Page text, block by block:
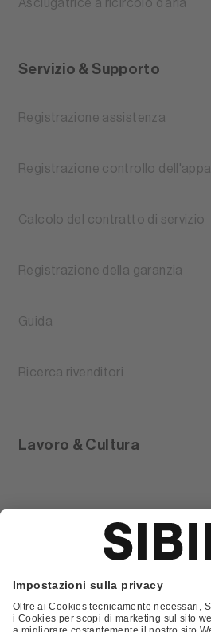
Asciugatrice a ricircolo d’aria
Servizio & Supporto
Registrazione assistenza
Registrazione controllo
Calcolo del contratto di servizio
Registrazione della garanzia
Guida
Ricerca rivenditori
Lavoro & Cultura
Contatto